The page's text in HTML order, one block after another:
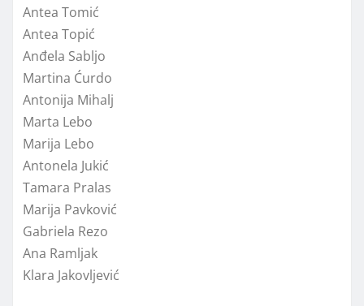
Antea Tomić
Antea Topić
Anđela Sabljo
Martina Ćurdo
Antonija Mihalj
Marta Lebo
Marija Lebo
Antonela Jukić
Tamara Pralas
Marija Pavković
Gabriela Rezo
Ana Ramljak
Klara Jakovljević